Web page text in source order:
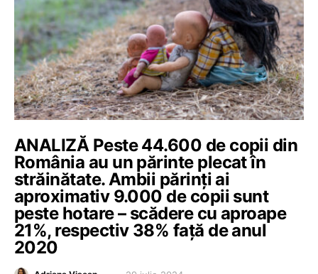
ANALIZĂ Peste 44.600 de copii din
România au un părinte plecat în
străinătate. Ambii părinți ai
aproximativ 9.000 de copii sunt
peste hotare – scădere cu aproape
21%, respectiv 38% față de anul
2020